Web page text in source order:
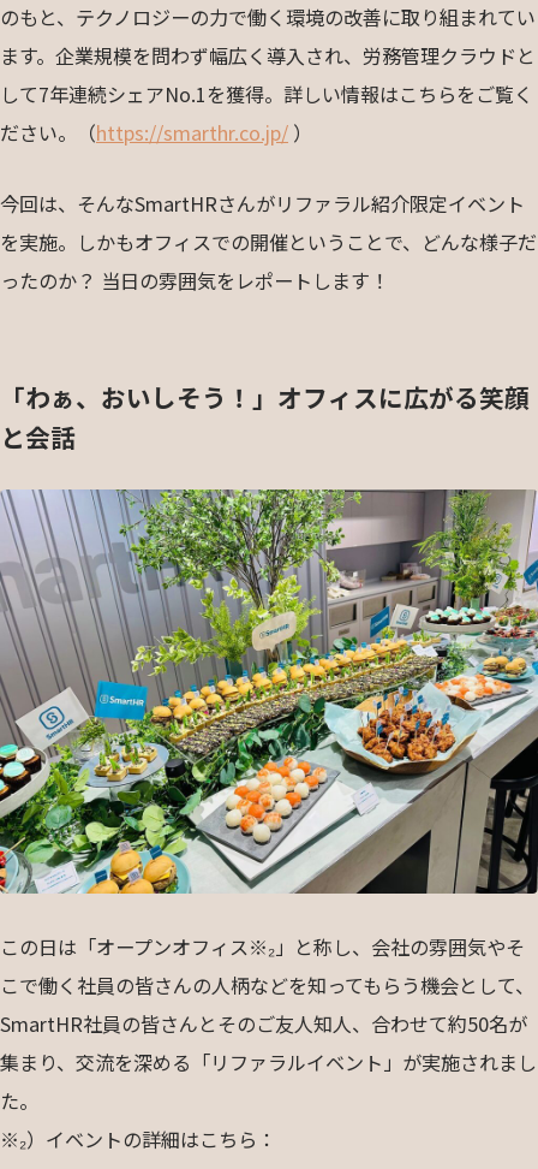
のもと、テクノロジーの力で働く環境の改善に取り組まれてい
ます。企業規模を問わず幅広く導入され、労務管理クラウドと
して7年連続シェアNo.1を獲得。詳しい情報はこちらをご覧く
ださい。（https://smarthr.co.jp/ ）
今回は、そんなSmartHRさんがリファラル紹介限定イベント
を実施。しかもオフィスでの開催ということで、どんな様子だ
ったのか？ 当日の雰囲気をレポートします！
「わぁ、おいしそう！」オフィスに広がる笑顔
と会話
この日は「オープンオフィス※₂」と称し、会社の雰囲気やそ
こで働く社員の皆さんの人柄などを知ってもらう機会として、
SmartHR社員の皆さんとそのご友人知人、合わせて約50名が
集まり、交流を深める「リファラルイベント」が実施されまし
た。
※₂）イベントの詳細はこちら：